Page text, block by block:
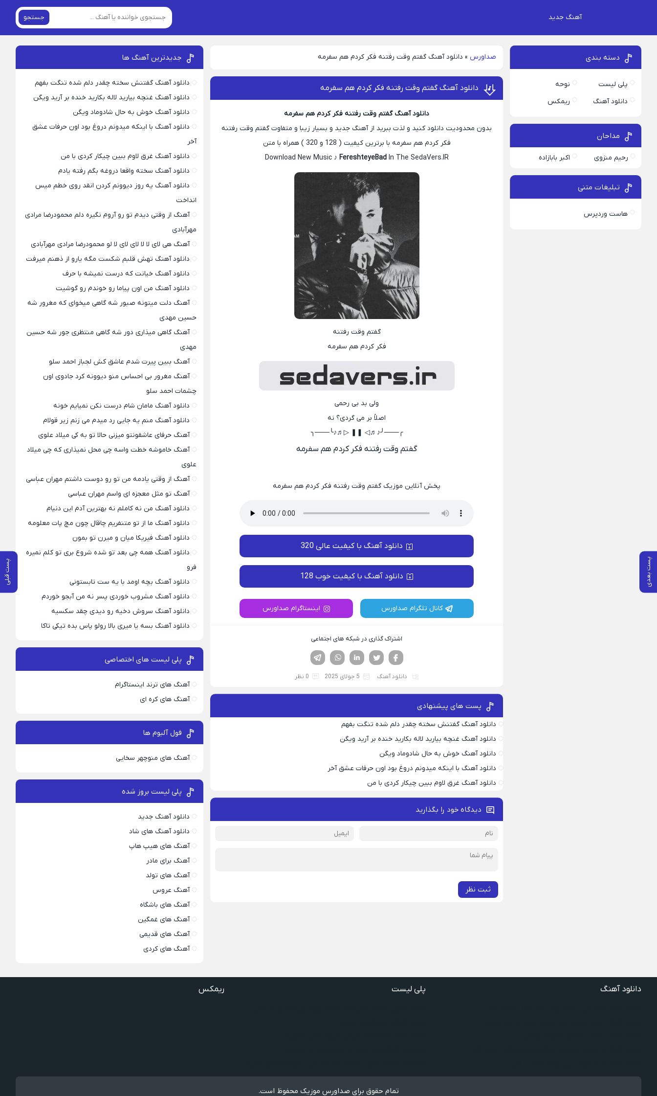
آهنگ جدید جستجو
صداورس » دانلود آهنگ گفتم وقت رفتنه فکر کردم هم سفرمه
پست بعدی پست قبلی
دانلود آهنگ گفتم وقت رفتنه فکر کردم هم سفرمه
دانلود آهنگ گفتم وقت رفتنه فکر کردم هم سفرمه
بدون محدودیت دانلود کنید و لذت ببرید از آهنگ جدید و بسیار زیبا و متفاوت گفتم وقت رفتنه
فکر کردم هم سفرمه با برترین کیفیت ( 128 و 320 ) همراه با متن
Download New Music ♪ FereshteyeBadIn The SedaVers.IR
گفتم وقت رفتنه
فکر کردم هم سفرمه
ولی بد بی رحمی
اصلاً بر می گردی؟ نه
╭───╯♪♬◁ ❚❚ ▷♬♪╰───╮
گفتم وقت رفتنه فکر کردم هم سفرمه
پخش آنلاین موزیک گفتم وقت رفتنه فکر کردم هم سفرمه
دانلود آهنگ با کیفیت عالی 320
دانلود آهنگ با کیفیت خوب 128
کانال تلگرام صداورس اینستاگرام صداورس
اشتراک گذاری در شبکه های اجتماعی
لینکدین تویتر
فیسوک
دانلود آهنگ 5 جولای 2025 0 نظر
پست های پیشنهادی
دانلود آهنگ گفتنش سخته چقدر دلم شده تنگت بفهم
دانلود آهنگ غنچه بیارید لاله بکارید خنده بر آرید ویگن
دانلود آهنگ خوش به حال شادوماد ویگن
دانلود آهنگ با اینکه میدونم دروغ بود اون حرفات عشق آخر
دانلود آهنگ غرق لاوم ببین چیکار کردی با من
دیدگاه خود را بگذارید
ثبت نظر
دسته بندی
پلی لیست
نوحه
دانلود آهنگ
ریمکس
مداحان
رحیم منزوی اکبر بابازاده
تبلیغات متنی
هاست وردپرس
جدیدترین آهنگ ها
دانلود آهنگ گفتنش سخته چقدر دلم شده تنگت بفهم
دانلود آهنگ غنچه بیارید لاله بکارید خنده بر آرید ویگن
دانلود آهنگ خوش به حال شادوماد ویگن
دانلود آهنگ با اینکه میدونم دروغ بود اون حرفات عشق
آخر
دانلود آهنگ غرق لاوم ببین چیکار کردی با من
دانلود آهنگ سخته واقعا دروغه بگم رفته یادم
دانلود آهنگ یه روز دیوونم کردن انقد روی خطم میس
انداخت
آهنگ از وقتی دیدم تو رو آروم نگیره دلم محمودرضا مرادی
مهرآبادی
آهنگ هی لای لا لا لای لای لا لو محمودرضا مرادی مهرآبادی
دانلود آهنگ تهش قلبم شکست مگه یارو از ذهنم میرفت
دانلود آهنگ خیانت که درست نمیشه با حرف
دانلود آهنگ من اون پیاما رو خوندم رو گوشیت
آهنگ دلت میتونه صبور شه گاهی میخوای که مغرور شه
حسین مهدی
آهنگ گاهی میذاری دور شه گاهی منتظری جور شه حسین
مهدی
آهنگ ببین پیرت شدم عاشق کش لجباز احمد سلو
آهنگ مغرور بی احساس منو دیوونه کرد جادوی اون
چشمات احمد سلو
دانلود آهنگ مامان شام درست نکن نمیایم خونه
دانلود آهنگ منم یه جایی رد میدم می زنم زیر قولام
آهنگ حرفای عاشقونتو میزنی حالا تو به کی میلاد علوی
آهنگ خاموشه خطت واسه چی محل نمیذاری که چی میلاد
علوی
آهنگ از وقتی یادمه من تو رو دوست داشتم مهران عباسی
آهنگ تو مثل معجزه ای واسم مهران عباسی
دانلود آهنگ من نه کاملم نه بهترین آدم این دنیام
دانلود آهنگ ما از تو متنفریم چاقال چون مچ پات معلومه
دانلود آهنگ فیریکا میان و میرن تو بمون
دانلود آهنگ همه چی بعد تو شده شروع بری تو کلم نمیره
فرو
دانلود آهنگ بچه اومد با یه ست تابستونی
دانلود آهنگ مشروب خوردی پسر نه من آبجو خوردم
دانلود آهنگ سروش دخیه رو دیدی چقد سکسیه
دانلود آهنگ بسه یا میری بالا رولو پاس بده تیکی تاکا
پلی لیست های اختصاصی
آهنگ های ترند اینستاگرام
آهنگ های کره ای
فول آلبوم ها
آهنگ های منوچهر سخایی
پلی لیست بروز شده
دانلود آهنگ جدید
دانلود آهنگ های شاد
آهنگ های هیپ هاپ
آهنگ برای مادر
آهنگ های تولد
آهنگ عروس
آهنگ های باشگاه
آهنگ های غمگین
آهنگ های قدیمی
آهنگ های کردی
دانلود آهنگ پلی لیست ریمکس
تمام حقوق برای صداورس موزیک محفوظ است.